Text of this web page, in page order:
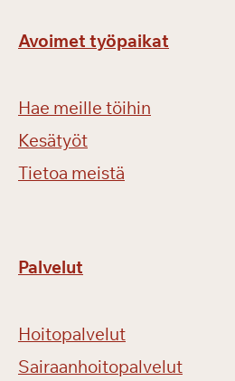
Avoimet työpaikat
Hae meille töihin
Kesätyöt
Tietoa meistä
Palvelut
Hoitopalvelut
Sairaanhoitopalvelut